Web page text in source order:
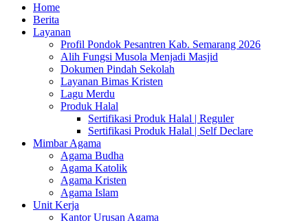
Home
Berita
Layanan
Profil Pondok Pesantren Kab. Semarang 2026
Alih Fungsi Musola Menjadi Masjid
Dokumen Pindah Sekolah
Layanan Bimas Kristen
Lagu Merdu
Produk Halal
Sertifikasi Produk Halal | Reguler
Sertifikasi Produk Halal | Self Declare
Mimbar Agama
Agama Budha
Agama Katolik
Agama Kristen
Agama Islam
Unit Kerja
Kantor Urusan Agama